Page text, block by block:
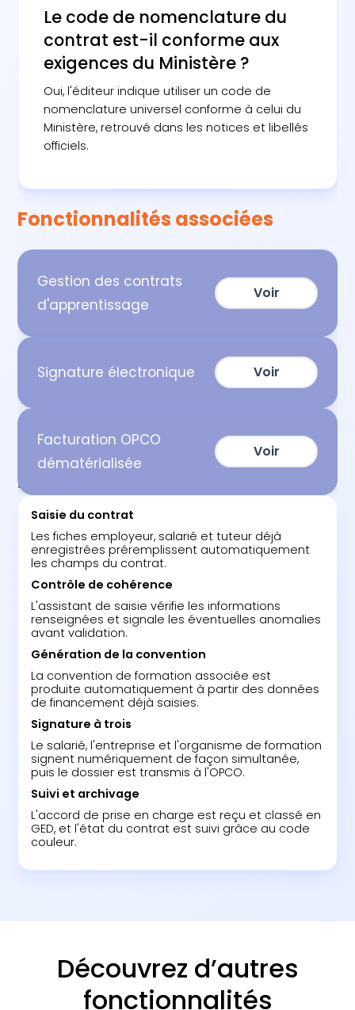
ETAPES
Saisie du contrat
Les fiches employeur, salarié et tuteur déjà
enregistrées préremplissent automatiquement
les champs du contrat.
Contrôle de cohérence
L'assistant de saisie vérifie les informations
renseignées et signale les éventuelles anomalies
avant validation.
Génération de la convention
La convention de formation associée est
produite automatiquement à partir des données
de financement déjà saisies.
Signature à trois
Le salarié, l'entreprise et l'organisme de formation
signent numériquement de façon simultanée,
puis le dossier est transmis à l'OPCO.
Suivi et archivage
L'accord de prise en charge est reçu et classé en
GED, et l'état du contrat est suivi grâce au code
couleur.
Le code de nomenclature du
contrat est-il conforme aux
exigences du Ministère ?
Oui, l'éditeur indique utiliser un code de
nomenclature universel conforme à celui du
Ministère, retrouvé dans les notices et libellés
officiels.
Fonctionnalités associées
Gestion des contrats
d'apprentissage
Voir
Signature électronique Voir
Facturation OPCO
dématérialisée
Voir
Découvrez d’autres
fonctionnalités